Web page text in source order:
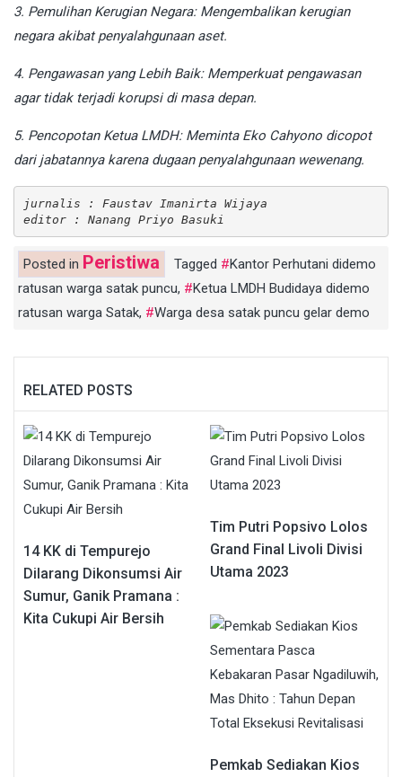
3. Pemulihan Kerugian Negara: Mengembalikan kerugian
negara akibat penyalahgunaan aset.
4. Pengawasan yang Lebih Baik: Memperkuat pengawasan
agar tidak terjadi korupsi di masa depan.
5. Pencopotan Ketua LMDH: Meminta Eko Cahyono dicopot
dari jabatannya karena dugaan penyalahgunaan wewenang.
jurnalis : Faustav Imanirta Wijaya
editor : Nanang Priyo Basuki
Posted in Peristiwa Tagged
Kantor Perhutani didemo
ratusan warga satak puncu,
Ketua LMDH Budidaya didemo
ratusan warga Satak, Warga desa satak puncu gelar demo
RELATED POSTS
14 KK di Tempurejo
Dilarang Dikonsumsi Air
Sumur, Ganik Pramana :
Kita Cukupi Air Bersih
Tim Putri Popsivo Lolos
Grand Final Livoli Divisi
Utama 2023
Pemkab Sediakan Kios